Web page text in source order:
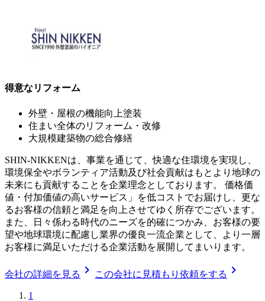
得意なリフォーム
外壁・屋根の機能向上塗装
住まい全体のリフォーム・改修
大規模建築物の総合修繕
SHIN-NIKKENは、事業を通じて、快適な住環境を実現し、
環境保全やボランティア活動及び社会貢献はもとより地球の
未来にも貢献することを企業理念としております。 価格価
値・付加価値の高いサービス」を低コストでお届けし、更な
るお客様の信頼と満足を向上させてゆく所存でございます。
また、日々係わる時代のニーズを的確につかみ、お客様の要
望や地球環境に配慮し業界の優良一流企業として、より一層
お客様に満足いただける企業活動を展開してまいります。
会社の詳細を見る chevron_right この会社に見積もり依頼をする chevron_right
1